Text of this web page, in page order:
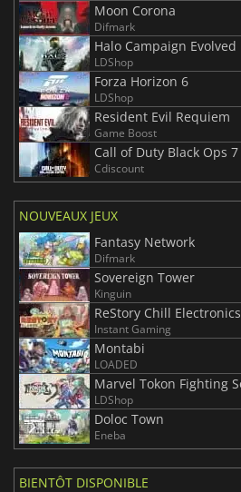
Moon Corona
Difmark
Halo Campaign Evolved
LDShop
Forza Horizon 6
LDShop
Resident Evil Requiem
Game Boost
Call of Duty Black Ops 7
Cdiscount
NOUVEAUX JEUX
Fantasy Network
Difmark
Sovereign Tower
Kinguin
ReStory Chill
Instant Gaming
Montabi
LOADED
Marvel Tokon Fighting
LDShop
Doloc Town
Eneba
BIENTÔT DISPONIBLE